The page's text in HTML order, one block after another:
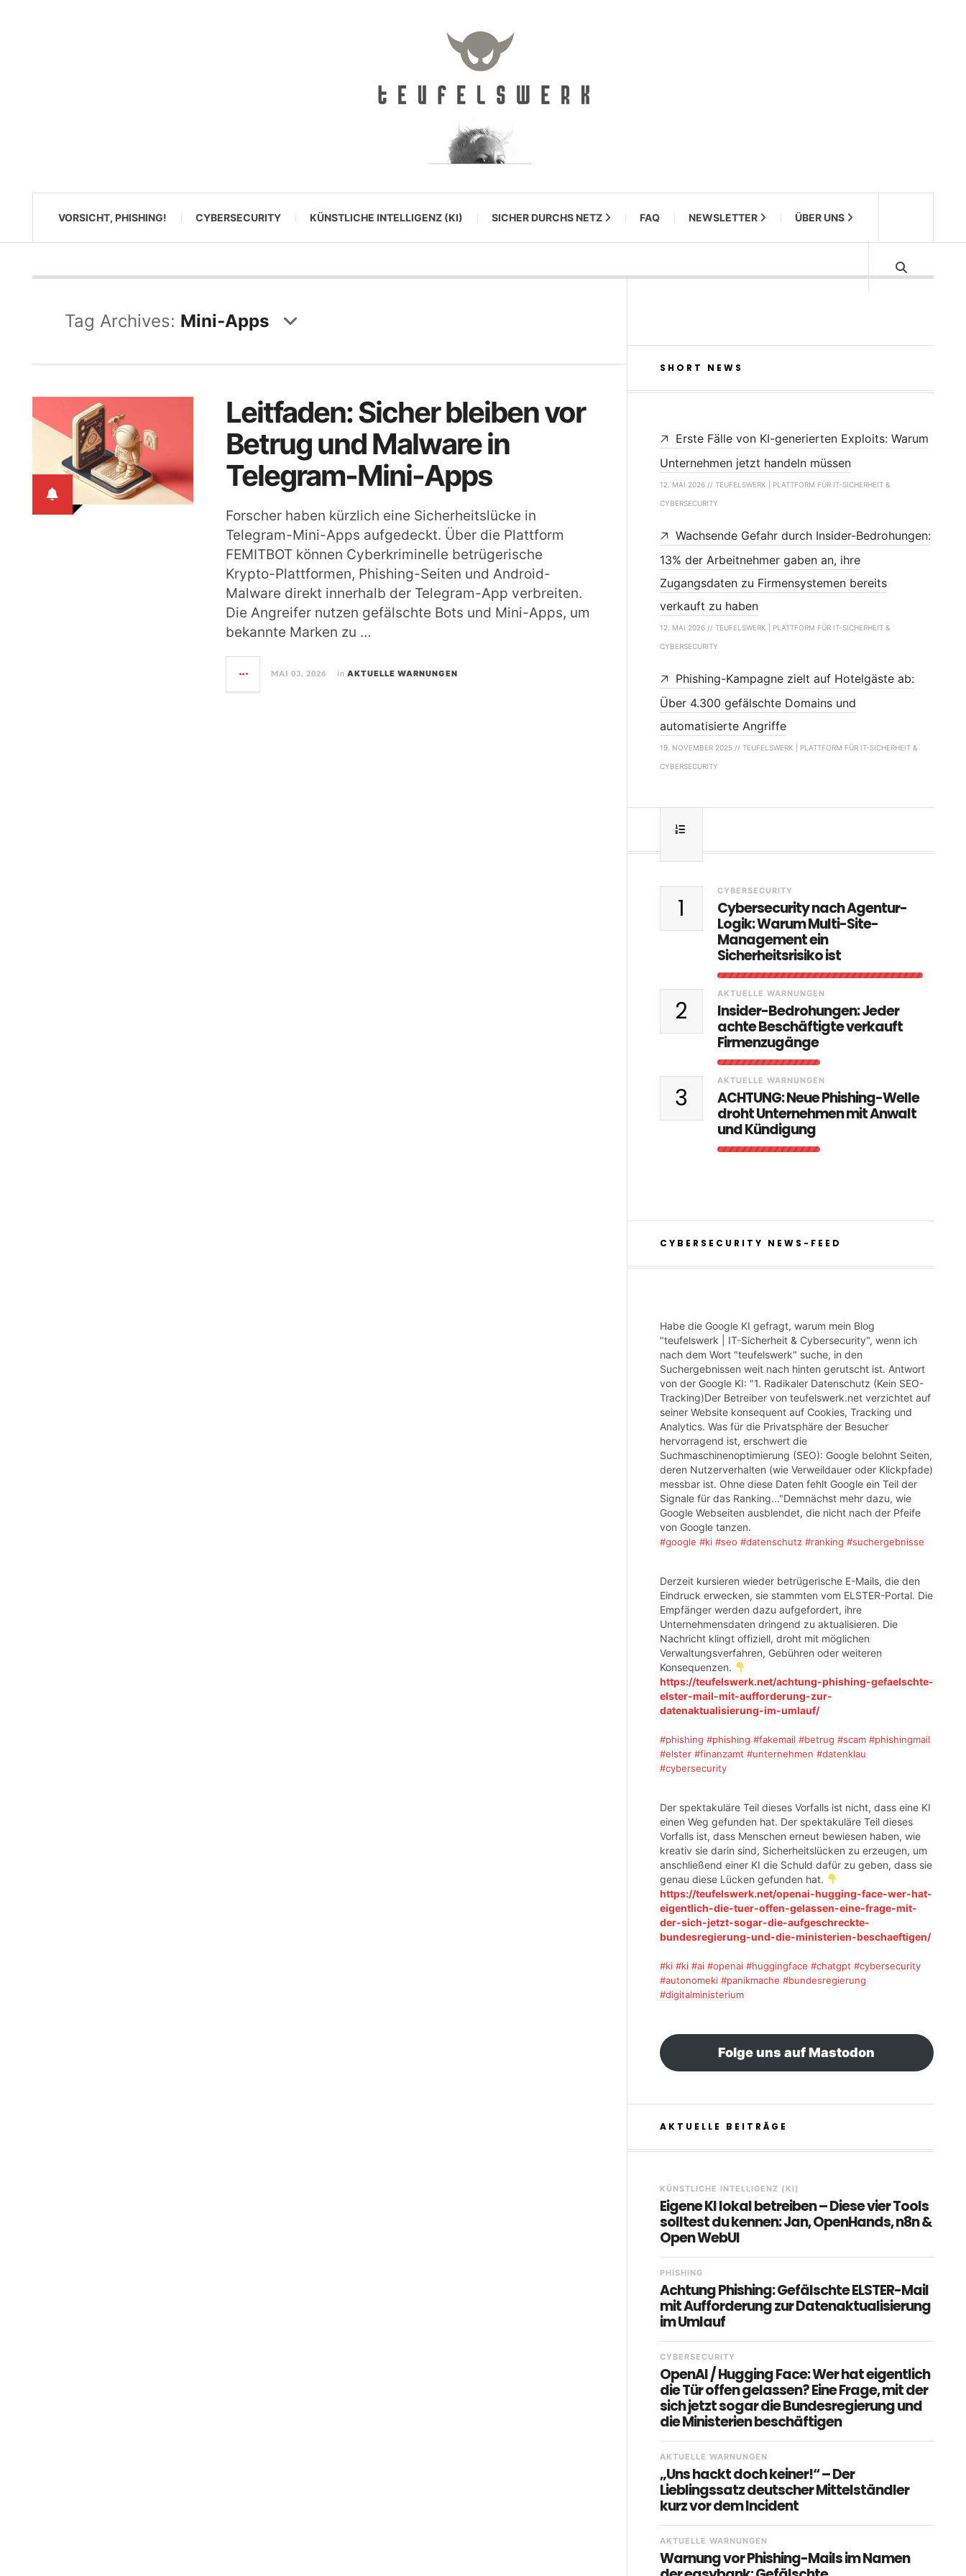
VORSICHT, PHISHING! CYBERSECURITY KÜNSTLICHE INTELLIGENZ (KI) SICHER DURCHS NETZ FAQ NEWSLETTER ÜBER UNS
Tag Archives: Mini-Apps
Leitfaden: Sicher bleiben vor
Betrug und Malware in
Telegram-Mini-Apps
Forscher haben kürzlich eine Sicherheitslücke in
Telegram-Mini-Apps aufgedeckt. Über die Plattform
FEMITBOT können Cyberkriminelle betrügerische
Krypto-Plattformen, Phishing-Seiten und Android-
Malware direkt innerhalb der Telegram-App verbreiten.
Die Angreifer nutzen gefälschte Bots und Mini-Apps, um
bekannte Marken zu …
MAI 03, 2026 in AKTUELLE WARNUNGEN
SHORT NEWS
Erste Fälle von KI-generierten Exploits: Warum
Unternehmen jetzt handeln müssen
12. MAI 2026 // TEUFELSWERK | PLATTFORM FÜR IT-SICHERHEIT &
CYBERSECURITY
Wachsende Gefahr durch Insider-Bedrohungen:
13% der Arbeitnehmer gaben an, ihre
Zugangsdaten zu Firmensystemen bereits
verkauft zu haben
12. MAI 2026 // TEUFELSWERK | PLATTFORM FÜR IT-SICHERHEIT &
CYBERSECURITY
Phishing-Kampagne zielt auf Hotelgäste ab:
Über 4.300 gefälschte Domains und
automatisierte Angriffe
19. NOVEMBER 2025 // TEUFELSWERK | PLATTFORM FÜR IT-SICHERHEIT &
CYBERSECURITY
1
CYBERSECURITY
Cybersecurity nach Agentur-
Logik: Warum Multi-Site-
Management ein
Sicherheitsrisiko ist
2
AKTUELLE WARNUNGEN
Insider-Bedrohungen: Jeder
achte Beschäftigte verkauft
Firmenzugänge
3
AKTUELLE WARNUNGEN
ACHTUNG: Neue Phishing-Welle
droht Unternehmen mit Anwalt
und Kündigung
CYBERSECURITY NEWS-FEED
Habe die Google KI gefragt, warum mein Blog
"teufelswerk | IT-Sicherheit & Cybersecurity", wenn ich
nach dem Wort "teufelswerk" suche, in den
Suchergebnissen weit nach hinten gerutscht ist. Antwort
von der Google KI: "1. Radikaler Datenschutz (Kein SEO-
Tracking)Der Betreiber von teufelswerk.net verzichtet auf
seiner Website konsequent auf Cookies, Tracking und
Analytics. Was für die Privatsphäre der Besucher
hervorragend ist, erschwert die
Suchmaschinenoptimierung (SEO): Google belohnt Seiten,
deren Nutzerverhalten (wie Verweildauer oder Klickpfade)
messbar ist. Ohne diese Daten fehlt Google ein Teil der
Signale für das Ranking..."Demnächst mehr dazu, wie
Google Webseiten ausblendet, die nicht nach der Pfeife
von Google tanzen.
#google #ki #seo #datenschutz #ranking #suchergebnisse
Derzeit kursieren wieder betrügerische E-Mails, die den
Eindruck erwecken, sie stammten vom ELSTER-Portal. Die
Empfänger werden dazu aufgefordert, ihre
Unternehmensdaten dringend zu aktualisieren. Die
Nachricht klingt offiziell, droht mit möglichen
Verwaltungsverfahren, Gebühren oder weiteren
Konsequenzen.
https://teufelswerk.net/achtung-phishing-gefaelschte-
elster-mail-mit-aufforderung-zur-
datenaktualisierung-im-umlauf/
#phishing #phishing #fakemail #betrug #scam #phishingmail
#elster #finanzamt #unternehmen #datenklau
#cybersecurity
Der spektakuläre Teil dieses Vorfalls ist nicht, dass eine KI
einen Weg gefunden hat. Der spektakuläre Teil dieses
Vorfalls ist, dass Menschen erneut bewiesen haben, wie
kreativ sie darin sind, Sicherheitslücken zu erzeugen, um
anschließend einer KI die Schuld dafür zu geben, dass sie
genau diese Lücken gefunden hat.
https://teufelswerk.net/openai-hugging-face-wer-hat-
eigentlich-die-tuer-offen-gelassen-eine-frage-mit-
der-sich-jetzt-sogar-die-aufgeschreckte-
bundesregierung-und-die-ministerien-beschaeftigen/
#ki #ki #ai #openai #huggingface #chatgpt #cybersecurity
#autonomeki #panikmache #bundesregierung
#digitalministerium
Folge uns auf Mastodon
AKTUELLE BEITRÄGE
KÜNSTLICHE INTELLIGENZ (KI)
Eigene KI lokal betreiben – Diese vier Tools
solltest du kennen: Jan, OpenHands, n8n &
Open WebUI
PHISHING
Achtung Phishing: Gefälschte ELSTER-Mail
mit Aufforderung zur Datenaktualisierung
im Umlauf
CYBERSECURITY
OpenAI / Hugging Face: Wer hat eigentlich
die Tür offen gelassen? Eine Frage, mit der
sich jetzt sogar die Bundesregierung und
die Ministerien beschäftigen
AKTUELLE WARNUNGEN
„Uns hackt doch keiner!“ – Der
Lieblingssatz deutscher Mittelständler
kurz vor dem Incident
AKTUELLE WARNUNGEN
Warnung vor Phishing-Mails im Namen